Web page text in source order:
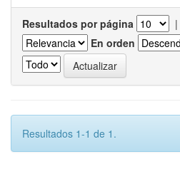
Resultados por página |
En orden
Resultados 1-1 de 1.